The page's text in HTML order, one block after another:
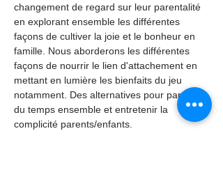
changement de regard sur leur parentalité
en explorant ensemble les différentes
façons de cultiver la joie et le bonheur en
famille. Nous aborderons les différentes
façons de nourrir le lien d'attachement en
mettant en lumière les bienfaits du jeu
notamment. Des alternatives pour partager
du temps ensemble et entretenir la
complicité parents/enfants.